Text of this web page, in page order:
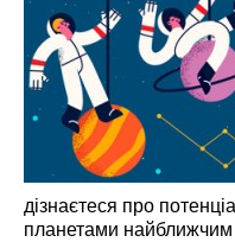
дізнаєтеся про
планетами